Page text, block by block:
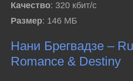
Качество: 320 кбит/с
Размер: 146 МБ
Нани Брегвадзе –
Romance & Destiny